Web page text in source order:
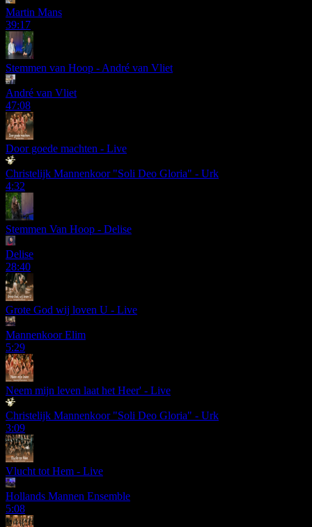
Martin Mans
39:17
Stemmen van Hoop - André van Vliet
André van Vliet
47:08
Door goede machten - Live
Christelijk Mannenkoor "Soli Deo Gloria" - Urk
4:32
Stemmen Van Hoop - Delise
Delise
28:40
Grote God wij loven U - Live
Mannenkoor Elim
5:29
Neem mijn leven laat het Heer' - Live
Christelijk Mannenkoor "Soli Deo Gloria" - Urk
3:09
Vlucht tot Hem - Live
Hollands Mannen Ensemble
5:08